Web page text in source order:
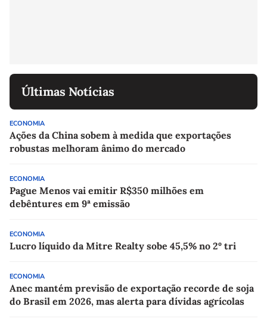
Últimas Notícias
ECONOMIA
Ações da China sobem à medida que exportações
robustas melhoram ânimo do mercado
ECONOMIA
Pague Menos vai emitir R$350 milhões em
debêntures em 9ª emissão
ECONOMIA
Lucro líquido da Mitre Realty sobe 45,5% no 2º tri
ECONOMIA
Anec mantém previsão de exportação recorde de soja
do Brasil em 2026, mas alerta para dívidas agrícolas